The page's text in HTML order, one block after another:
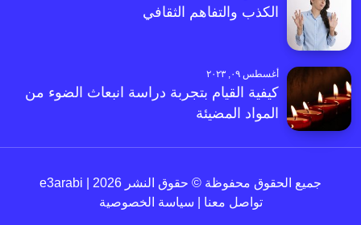
الكذب والتفاهم الثقافي
أغسطس ٠٩, ٢٠٢٣
كيفية القيام بتجربة دراسة انبعاث الضوء من
المواد المضيئة
جميع الحقوق محفوظة © حقوق النشر 2026 | e3arabi
تواصل معنا
سياسة الخصوصية